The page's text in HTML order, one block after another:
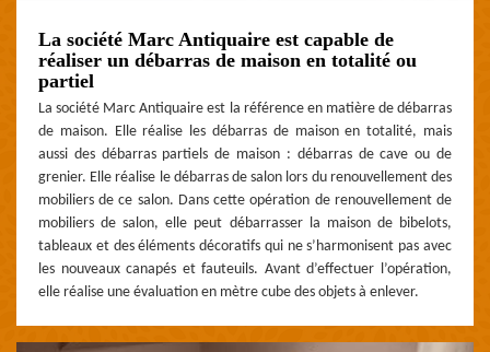
La société Marc Antiquaire est capable de
réaliser un débarras de maison en totalité ou
partiel
La société Marc Antiquaire est la référence en matière de débarras
de maison. Elle réalise les débarras de maison en totalité, mais
aussi des débarras partiels de maison : débarras de cave ou de
grenier. Elle réalise le débarras de salon lors du renouvellement des
mobiliers de ce salon. Dans cette opération de renouvellement de
mobiliers de salon, elle peut débarrasser la maison de bibelots,
tableaux et des éléments décoratifs qui ne s’harmonisent pas avec
les nouveaux canapés et fauteuils. Avant d’effectuer l’opération,
elle réalise une évaluation en mètre cube des objets à enlever.